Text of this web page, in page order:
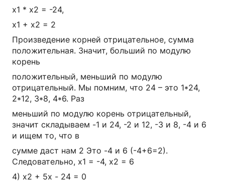
x1 * x2 = -24,
x1 + x2 = 2
Произведение корней отрицательное, сумма
положительная. Значит, больший по модулю
корень
положительный, меньший по модулю
отрицательный. Мы помним, что 24 – это 1*24,
2*12, 3*8, 4*6. Раз
меньший по модулю корень отрицательный,
значит складываем -1 и 24, -2 и 12, -3 и 8, -4 и 6
и ищем то, что в
сумме даст нам 2 Это -4 и 6 (-4+6=2).
Следовательно, x1 = -4, x2 = 6
4) x2 + 5x - 24 = 0